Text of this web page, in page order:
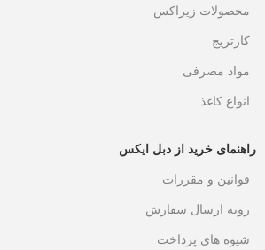
محصولات زیراکس
کارتریج
مواد مصرفی
انواع کاغذ
راهنمای خرید از دبل ایکس
قوانین و مقررات
رویه ارسال سفارش
شیوه های پرداخت